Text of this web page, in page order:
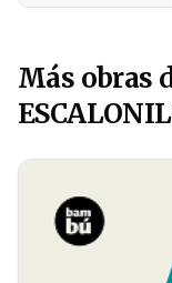
Más obras